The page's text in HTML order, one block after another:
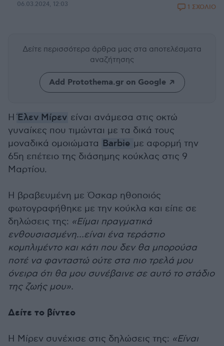
06.03.2024, 12:03 1 ΣΧΟΛΙΟ
Δείτε περισσότερα άρθρα μας στα αποτελέσματα
αναζήτησης
Add Protothema.gr on Google
ΗΈλεν Μίρεν είναι ανάμεσα στις οκτώ
γυναίκες που τιμώνται με τα δικά τους
μοναδικά ομοιώματα Barbie με αφορμή την
65η επέτειο της διάσημης κούκλας στις 9
Μαρτίου.
Η βραβευμένη με Όσκαρ ηθοποιός
φωτογραφήθηκε με την κούκλα και είπε σε
δηλώσεις της: «Είμαι πραγματικά
ενθουσιασμένη…είναι ένα τεράστιο
κομπλιμέντο και κάτι που δεν θα μπορούσα
ποτέ να φανταστώ ούτε στα πιο τρελά μου
όνειρα ότι θα μου συνέβαινε σε αυτό το στάδιο
της ζωής μου».
Δείτε το βίντεο
Η Μίρεν συνέχισε στις δηλώσεις της: «Είναι